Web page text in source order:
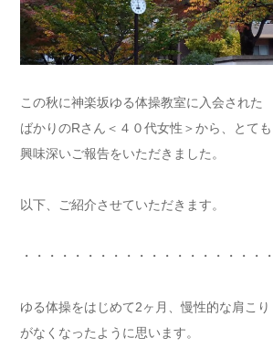
この秋に神楽坂ゆる体操教室に入会された
ばかりのRさん＜４０代女性＞から、とても
興味深いご報告をいただきました。
以下、ご紹介させていただきます。
・・・・・・・・・・・・・・・・・・・・
ゆる体操をはじめて2ヶ月、慢性的な肩こり
がなくなったように思います。